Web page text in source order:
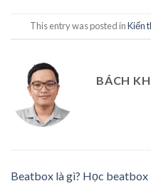
This entry was posted inKiến
BÁCH
Beatbox là gì? Học beatbox